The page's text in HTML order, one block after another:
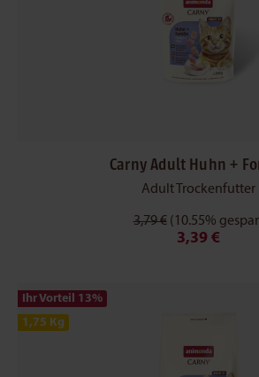
Carny Adult Huhn +
Adult Trockenfutter
3,79 € (10.55%
3,39 €
Ihr Vorteil 13%
1,75 Kg